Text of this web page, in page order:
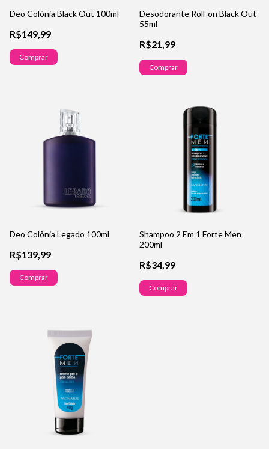
Deo Colônia Black Out 100ml
R$149,99
Desodorante Roll-on Black Out
55ml
R$21,99
Deo Colônia Legado 100ml
R$139,99
Shampoo 2 Em 1 Forte Men
200ml
R$34,99